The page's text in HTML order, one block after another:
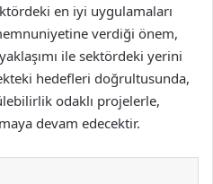
en iyi uygulamaları
verdiği önem,
ile sektördeki yerini
hedefleri doğrultusunda,
odaklı projelerle,
devam edecektir.